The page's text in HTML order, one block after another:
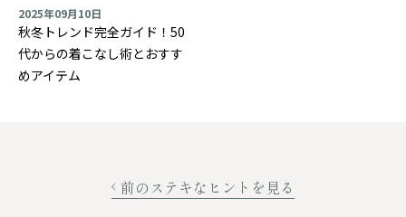
2025年09月10日
秋冬トレンド完全ガイド！50
代からの着こなし術とおすす
めアイテム
前のステキなヒントを見る